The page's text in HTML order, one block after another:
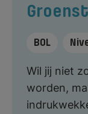
BOL
Wil jij niet
worden,